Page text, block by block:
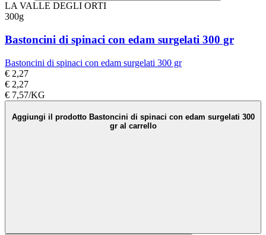
LA VALLE DEGLI ORTI
300g
Bastoncini di spinaci con edam surgelati 300 gr
Bastoncini di spinaci con edam surgelati 300 gr
€ 2,27
€ 2,27
€ 7,57/KG
Aggiungi il prodotto Bastoncini di spinaci con edam surgelati 300
gr al carrello